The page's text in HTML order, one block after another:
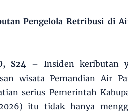
Pengelola Retribusi di
S24 – Insiden keributan
wisata Pemandian Air
serius Pemerintah
itu tidak hanya